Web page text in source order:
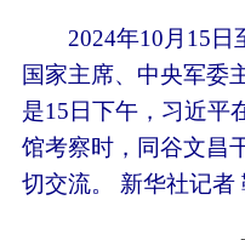
2024年10月15日至
国家主席、中央军委
是15日下午，习近平
馆考察时，同谷文昌
切交流。 新华社记者